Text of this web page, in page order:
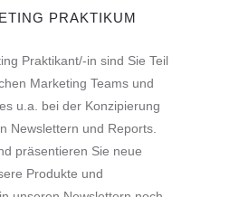
PRAKTIKUM
Praktikant/-in sind Sie Teil
Marketing Teams und
u.a. bei der Konzipierung
Newslettern und Reports.
präsentieren Sie neue
Produkte und